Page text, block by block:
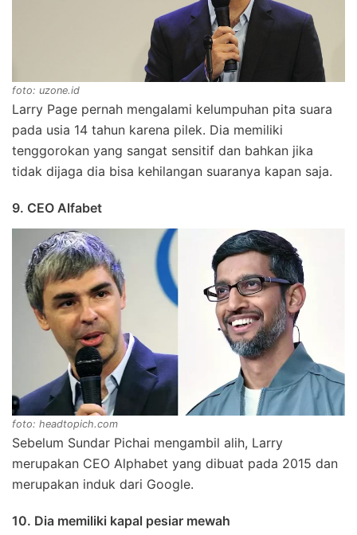
foto: uzone.id
Larry Page pernah mengalami kelumpuhan pita suara
pada usia 14 tahun karena pilek. Dia memiliki
tenggorokan yang sangat sensitif dan bahkan jika
tidak dijaga dia bisa kehilangan suaranya kapan saja.
9. CEO Alfabet
foto: headtopich.com
Sebelum Sundar Pichai mengambil alih, Larry
merupakan CEO Alphabet yang dibuat pada 2015 dan
merupakan induk dari Google.
10. Dia memiliki kapal pesiar mewah